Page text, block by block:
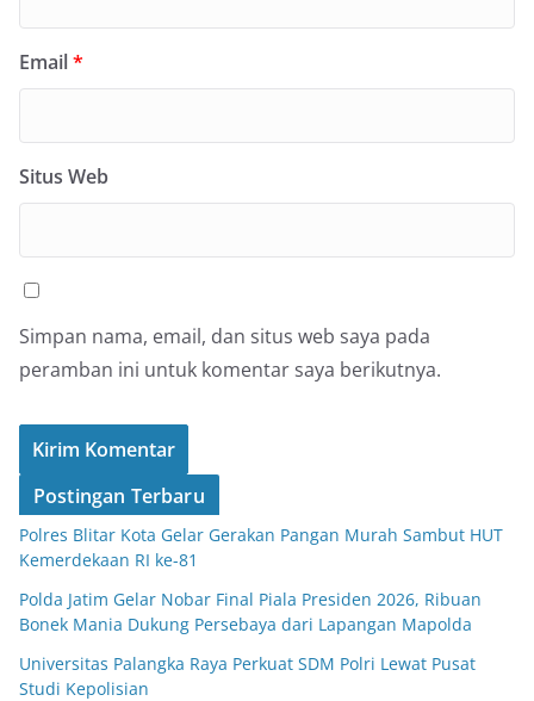
Email*
Situs Web
Simpan nama, email, dan situs web saya pada
peramban ini untuk komentar saya berikutnya.
Postingan Terbaru
Polres Blitar Kota Gelar Gerakan Pangan Murah Sambut HUT
Kemerdekaan RI ke-81
Polda Jatim Gelar Nobar Final Piala Presiden 2026, Ribuan
Bonek Mania Dukung Persebaya dari Lapangan Mapolda
Universitas Palangka Raya Perkuat SDM Polri Lewat Pusat
Studi Kepolisian